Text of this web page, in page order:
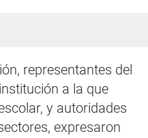
representantes del
a la que
y autoridades
expresaron